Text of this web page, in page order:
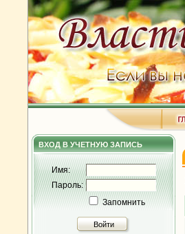
ВХОД В УЧЕТНУЮ ЗАПИСЬ
Имя:
Пароль:
Запомнить
Войти